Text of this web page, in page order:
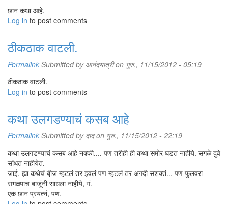
छान कथा आहे.
Log in to post comments
ठीकठाक वाटली.
Permalink Submitted by आनंदयात्रीon गुरु., 11/15/2012 - 05:19
ठीकठाक वाटली.
Log in to post comments
कथा उलगडण्याचं कसब आहे
Permalink Submitted by दादon गुरु., 11/15/2012 - 22:19
कथा उलगडण्याचं कसब आहे नक्की.... पण तरीही ही कथा समोर घडत नाहीये. सगळे दुवे
सांधत नाहीयेत.
जाई, ह्या कथेचं बी़ज म्हटलं तर इवलं पण म्हटलं तर अगदी सशक्तं... पण फुलवरा
सगळ्याच बाजूंनी साधला नाहीये, गं.
एक छान प्रयत्नं, पण.